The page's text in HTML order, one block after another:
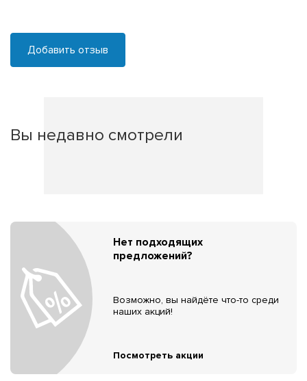
Добавить отзыв
Вы недавно смотрели
Нет подходящих
предложений?
Возможно, вы найдёте что-то среди
наших акций!
Посмотреть акции